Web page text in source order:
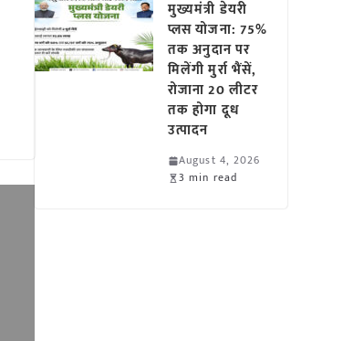
मुख्यमंत्री डेयरी
प्लस योजना: 75%
तक अनुदान पर
मिलेंगी मुर्रा भैंसें,
रोजाना 20 लीटर
तक होगा दूध
उत्पादन
August 4, 2026
3 min read